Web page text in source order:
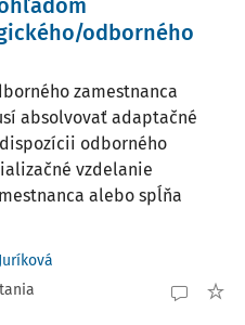
odborného
zamestnanca
absolvovať adaptačné
odborného
vzdelanie
alebo spĺňa